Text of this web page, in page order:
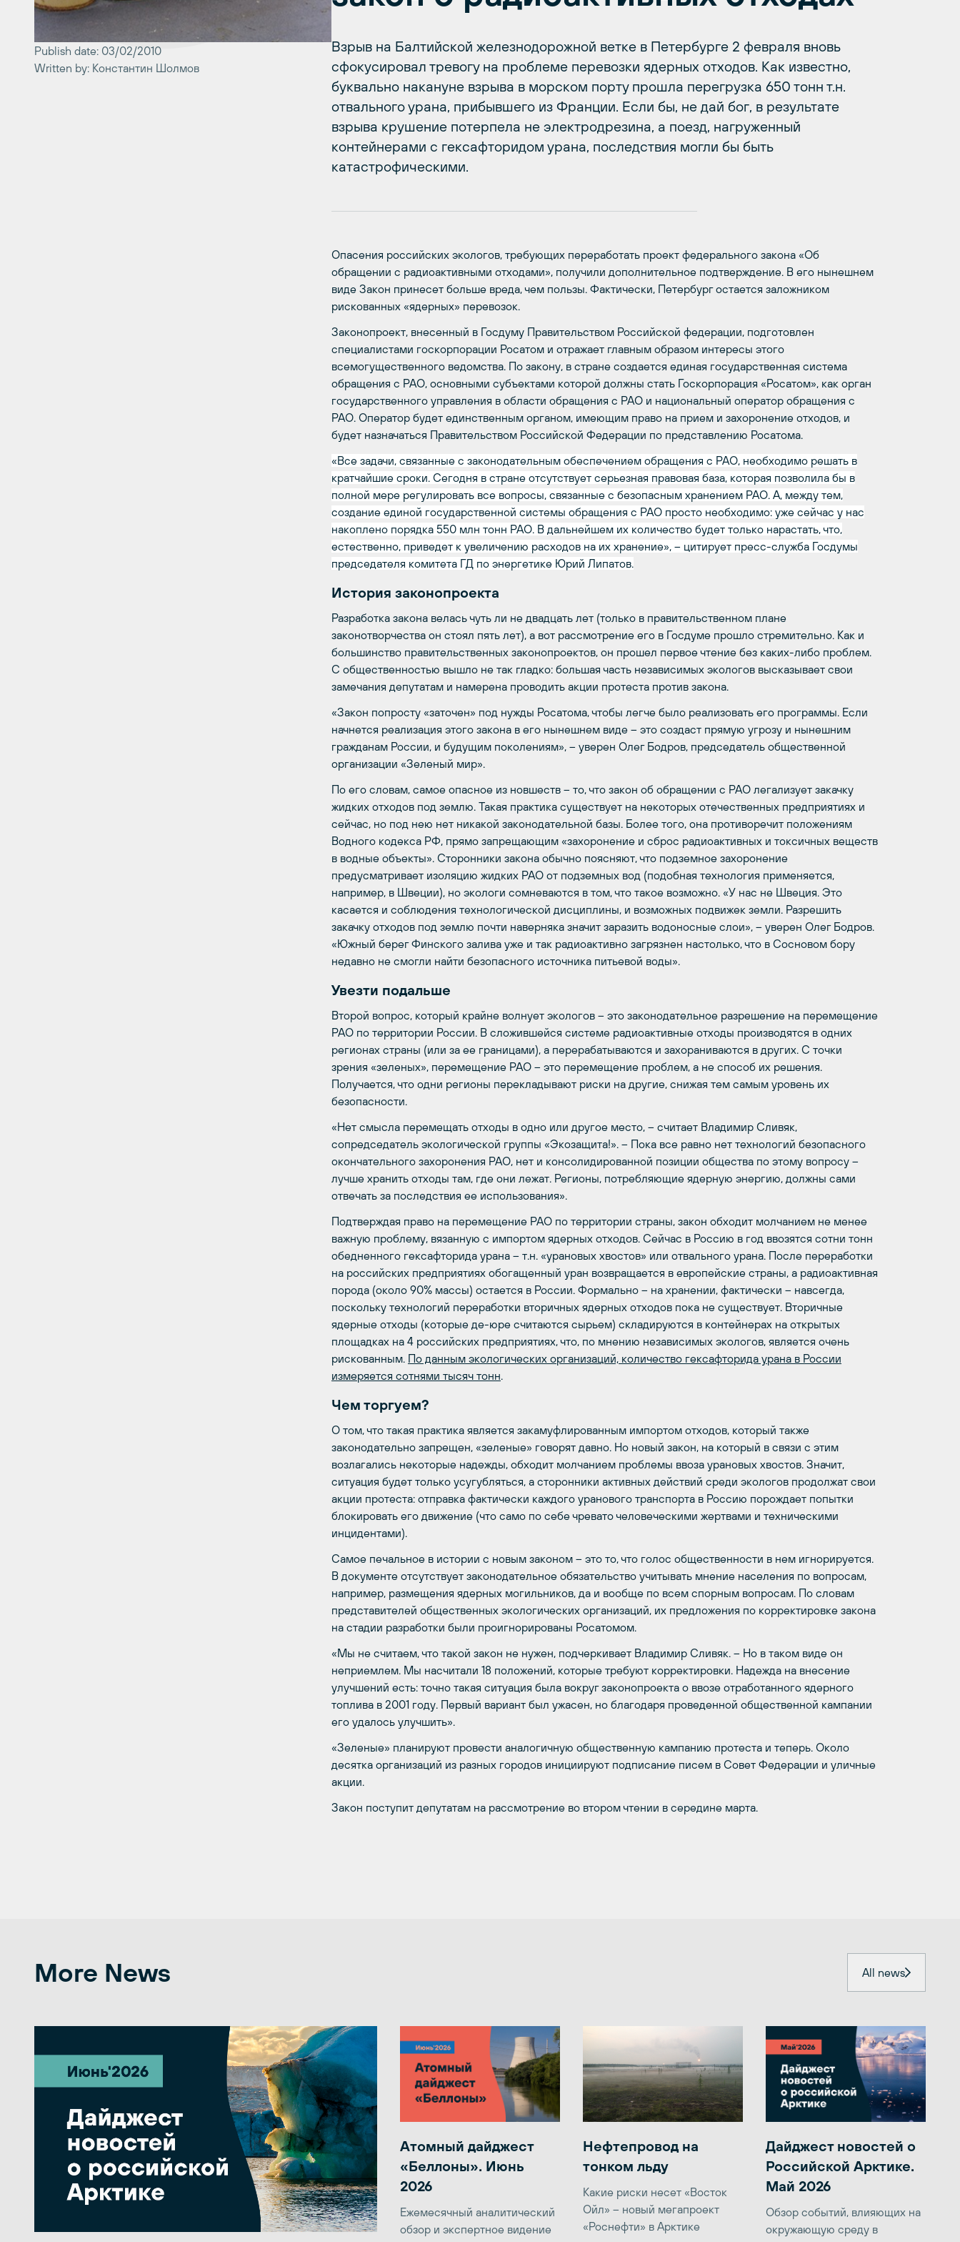
Publish date: 03/02/2010
Written by: Константин Шолмов
Взрыв на Балтийской железнодорожной ветке в Петербурге 2 февраля вновь
сфокусировал тревогу на проблеме перевозки ядерных отходов. Как известно,
буквально накануне взрыва в морском порту прошла перегрузка 650 тонн т.н.
отвального урана, прибывшего из Франции. Если бы, не дай бог, в результате
взрыва крушение потерпела не электродрезина, а поезд, нагруженный
контейнерами с гексафторидом урана, последствия могли бы быть
катастрофическими.
Опасения российских экологов, требующих переработать проект федерального закона «Об
обращении с радиоактивными отходами», получили дополнительное подтверждение. В его нынешнем
виде Закон принесет больше вреда, чем пользы. Фактически, Петербург остается заложником
рискованных «ядерных» перевозок.
Законопроект, внесенный в Госдуму Правительством Российской федерации, подготовлен
специалистами госкорпорации Росатом и отражает главным образом интересы этого
всемогущественного ведомства. По закону, в стране создается единая государственная система
обращения с РАО, основными субъектами которой должны стать Госкорпорация «Росатом», как орган
государственного управления в области обращения с РАО и национальный оператор обращения с
РАО. Оператор будет единственным органом, имеющим право на прием и захоронение отходов, и
будет назначаться Правительством Российской Федерации по представлению Росатома.
«Все задачи, связанные с законодательным обеспечением обращения с РАО, необходимо решать в
кратчайшие сроки. Сегодня в стране отсутствует серьезная правовая база, которая позволила бы в
полной мере регулировать все вопросы, связанные с безопасным хранением РАО. А, между тем,
создание единой государственной системы обращения с РАО просто необходимо: уже сейчас у нас
накоплено порядка 550 млн тонн РАО. В дальнейшем их количество будет только нарастать, что,
естественно, приведет к увеличению расходов на их хранение», – цитирует пресс-служба Госдумы
председателя комитета ГД по энергетике Юрий Липатов.
История законопроекта
Разработка закона велась чуть ли не двадцать лет (только в правительственном плане
законотворчества он стоял пять лет), а вот рассмотрение его в Госдуме прошло стремительно. Как и
большинство правительственных законопроектов, он прошел первое чтение без каких-либо проблем.
С общественностью вышло не так гладко: большая часть независимых экологов высказывает свои
замечания депутатам и намерена проводить акции протеста против закона.
«Закон попросту «заточен» под нужды Росатома, чтобы легче было реализовать его программы. Если
начнется реализация этого закона в его нынешнем виде – это создаст прямую угрозу и нынешним
гражданам России, и будущим поколениям», – уверен Олег Бодров, председатель общественной
организации «Зеленый мир».
По его словам, самое опасное из новшеств – то, что закон об обращении с РАО легализует закачку
жидких отходов под землю. Такая практика существует на некоторых отечественных предприятиях и
сейчас, но под нею нет никакой законодательной базы. Более того, она противоречит положениям
Водного кодекса РФ, прямо запрещающим «захоронение и сброс радиоактивных и токсичных веществ
в водные объекты». Сторонники закона обычно поясняют, что подземное захоронение
предусматривает изоляцию жидких РАО от подземных вод (подобная технология применяется,
например, в Швеции), но экологи сомневаются в том, что такое возможно. «У нас не Швеция. Это
касается и соблюдения технологической дисциплины, и возможных подвижек земли. Разрешить
закачку отходов под землю почти наверняка значит заразить водоносные слои», – уверен Олег Бодров.
«Южный берег Финского залива уже и так радиоактивно загрязнен настолько, что в Сосновом бору
недавно не смогли найти безопасного источника питьевой воды».
Увезти подальше
Второй вопрос, который крайне волнует экологов – это законодательное разрешение на перемещение
РАО по территории России. В сложившейся системе радиоактивные отходы производятся в одних
регионах страны (или за ее границами), а перерабатываются и захораниваются в других. С точки
зрения «зеленых», перемещение РАО – это перемещение проблем, а не способ их решения.
Получается, что одни регионы перекладывают риски на другие, снижая тем самым уровень их
безопасности.
«Нет смысла перемещать отходы в одно или другое место, – считает Владимир Сливяк,
сопредседатель экологической группы «Экозащита!». – Пока все равно нет технологий безопасного
окончательного захоронения РАО, нет и консолидированной позиции общества по этому вопросу –
лучше хранить отходы там, где они лежат. Регионы, потребляющие ядерную энергию, должны сами
отвечать за последствия ее использования».
Подтверждая право на перемещение РАО по территории страны, закон обходит молчанием не менее
важную проблему, вязанную с импортом ядерных отходов. Сейчас в Россию в год ввозятся сотни тонн
обедненного гексафторида урана – т.н. «урановых хвостов» или отвального урана. После переработки
на российских предприятиях обогащенный уран возвращается в европейские страны, а радиоактивная
порода (около 90% массы) остается в России. Формально – на хранении, фактически – навсегда,
поскольку технологий переработки вторичных ядерных отходов пока не существует. Вторичные
ядерные отходы (которые де-юре считаются сырьем) складируются в контейнерах на открытых
площадках на 4 российских предприятиях, что, по мнению независимых экологов, является очень
рискованным. По данным экологических организаций, количество гексафторида урана в России
измеряется сотнями тысяч тонн.
Чем торгуем?
О том, что такая практика является закамуфлированным импортом отходов, который также
законодательно запрещен, «зеленые» говорят давно. Но новый закон, на который в связи с этим
возлагались некоторые надежды, обходит молчанием проблемы ввоза урановых хвостов. Значит,
ситуация будет только усугубляться, а сторонники активных действий среди экологов продолжат свои
акции протеста: отправка фактически каждого уранового транспорта в Россию порождает попытки
блокировать его движение (что само по себе чревато человеческими жертвами и техническими
инцидентами).
Самое печальное в истории с новым законом – это то, что голос общественности в нем игнорируется.
В документе отсутствует законодательное обязательство учитывать мнение населения по вопросам,
например, размещения ядерных могильников, да и вообще по всем спорным вопросам. По словам
представителей общественных экологических организаций, их предложения по корректировке закона
на стадии разработки были проигнорированы Росатомом.
«Мы не считаем, что такой закон не нужен, подчеркивает Владимир Сливяк. – Но в таком виде он
неприемлем. Мы насчитали 18 положений, которые требуют корректировки. Надежда на внесение
улучшений есть: точно такая ситуация была вокруг законопроекта о ввозе отработанного ядерного
топлива в 2001 году. Первый вариант был ужасен, но благодаря проведенной общественной кампании
его удалось улучшить».
«Зеленые» планируют провести аналогичную общественную кампанию протеста и теперь. Около
десятка организаций из разных городов инициируют подписание писем в Совет Федерации и уличные
акции.
Закон поступит депутатам на рассмотрение во втором чтении в середине марта.
More News All news
Атомный дайджест
«Беллоны». Июнь
2026
Ежемесячный аналитический
обзор и экспертное видение
Нефтепровод на
тонком льду
Какие риски несет «Восток
Ойл» – новый мегапроект
«Роснефти» в Арктике
Дайджест новостей о
Российской Арктике.
Май 2026
Обзор событий, влияющих на
окружающую среду в